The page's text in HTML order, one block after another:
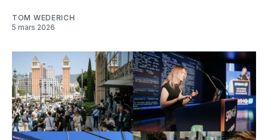
TOM WEDERICH
5 mars 2026